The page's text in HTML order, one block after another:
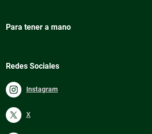
Para tener a mano
Redes Sociales
Instagram
X